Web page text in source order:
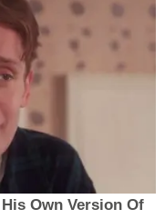
Own Version Of